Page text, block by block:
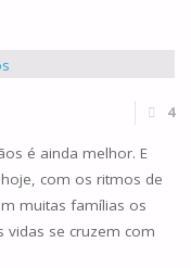
4
é ainda melhor. E
com os ritmos de
muitas famílias os
vidas se cruzem com